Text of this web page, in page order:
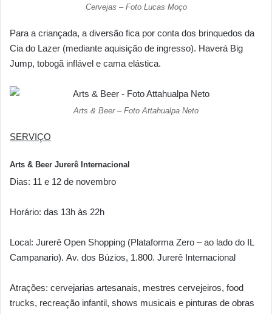
Cervejas – Foto Lucas Moço
Para a criançada, a diversão fica por conta dos brinquedos da
Cia do Lazer (mediante aquisição de ingresso). Haverá Big
Jump, tobogã inflável e cama elástica.
Arts & Beer – Foto Attahualpa Neto
SERVIÇO
Arts & Beer Jurerê Internacional
Dias: 11 e 12 de novembro
Horário: das 13h às 22h
Local: Jurerê Open Shopping (Plataforma Zero – ao lado do IL
Campanario). Av. dos Búzios, 1.800. Jurerê Internacional
Atrações: cervejarias artesanais, mestres cervejeiros, food
trucks, recreação infantil, shows musicais e pinturas de obras